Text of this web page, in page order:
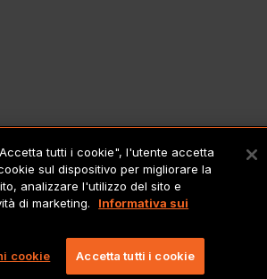
tutti i cookie", l'utente accetta
sul dispositivo per migliorare la
analizzare l'utilizzo del sito e
di marketing.
Informativa sui
cookie Accetta tutti i cookie